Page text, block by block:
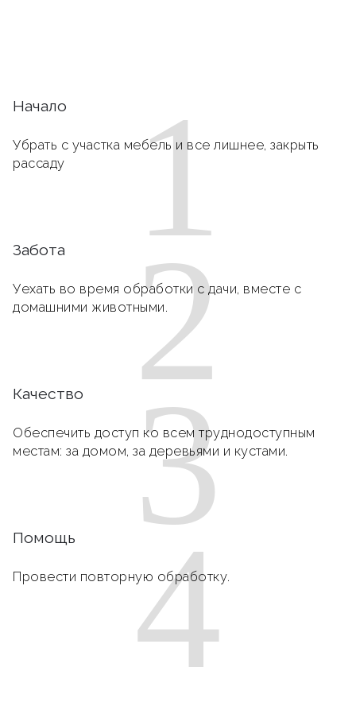
1
Начало
Убрать с участка мебель и все лишнее, закрыть
рассаду
2
Забота
Уехать во время обработки с дачи, вместе с
домашними животными.
3
Качество
Обеспечить доступ ко всем труднодоступным
местам: за домом, за деревьями и кустами.
4
Помощь
Провести повторную обработку.